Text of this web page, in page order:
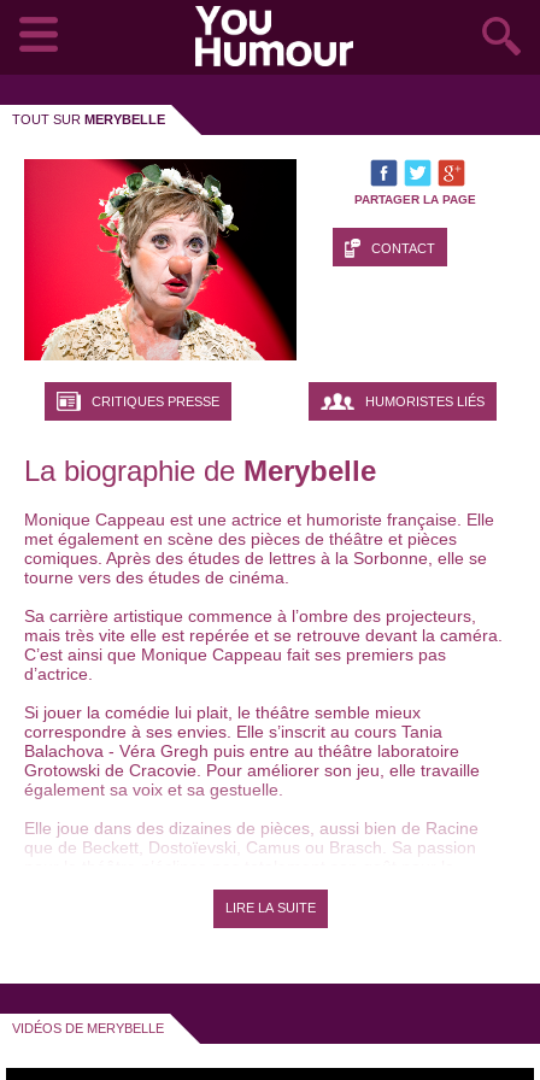
TOUT SUR MERYBELLE
PARTAGER LA PAGE
CONTACT
CRITIQUES PRESSE HUMORISTES LIÉS
La biographie de Merybelle
Monique Cappeau est une actrice et humoriste française. Elle
met également en scène des pièces de théâtre et pièces
comiques. Après des études de lettres à la Sorbonne, elle se
tourne vers des études de cinéma.
Sa carrière artistique commence à l’ombre des projecteurs,
mais très vite elle est repérée et se retrouve devant la caméra.
C’est ainsi que Monique Cappeau fait ses premiers pas
d’actrice.
Si jouer la comédie lui plait, le théâtre semble mieux
correspondre à ses envies. Elle s’inscrit au cours Tania
Balachova - Véra Gregh puis entre au théâtre laboratoire
Grotowski de Cracovie. Pour améliorer son jeu, elle travaille
également sa voix et sa gestuelle.
Elle joue dans des dizaines de pièces, aussi bien de Racine
que de Beckett, Dostoïevski, Camus ou Brasch. Sa passion
Elle continue de jouer pour la télévision et le cinéma et tourne
le personnage du clown Merybelle, qu’elle met en scène dans
le spectacle « Je vais faire comme mon frère... ».
LIRE LA SUITE
VIDÉOS DE MERYBELLE